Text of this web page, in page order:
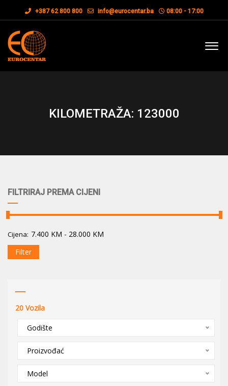
+387 62 800 800 info@eurocentar.ba 08:00 - 17:00
KILOMETRAŽA: 123000
FILTRIRAJ PREMA CIJENI
Cijena: 7.400 KM - 28.000 KM
Filter
20 Vozila
Godište
Proizvođać
Model